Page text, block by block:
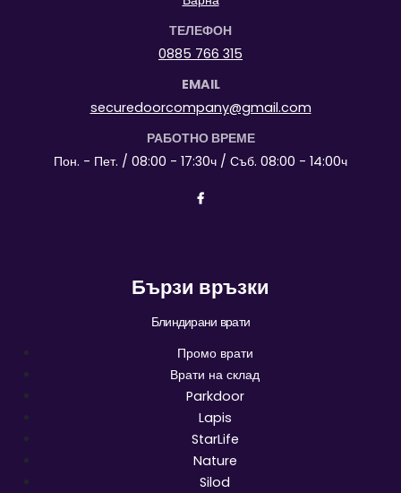
ТЕЛЕФОН
0885 766 315
EMAIL
securedoorcompany@gmail.com
РАБОТНО ВРЕМЕ
Пон. - Пет. / 08:00 - 17:30ч / Съб. 08:00 - 14:00ч
Бързи връзки
Блиндирани врати
Промо врати
Врати на склад
Parkdoor
Lapis
StarLife
Nature
Silod